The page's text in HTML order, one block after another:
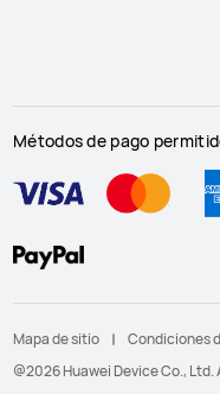
Métodos de pago
@2026 Huawei Device Co.,
Mapa de sitio Condiciones